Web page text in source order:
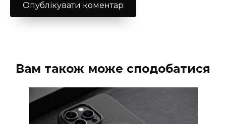
Вам також може сподобатися